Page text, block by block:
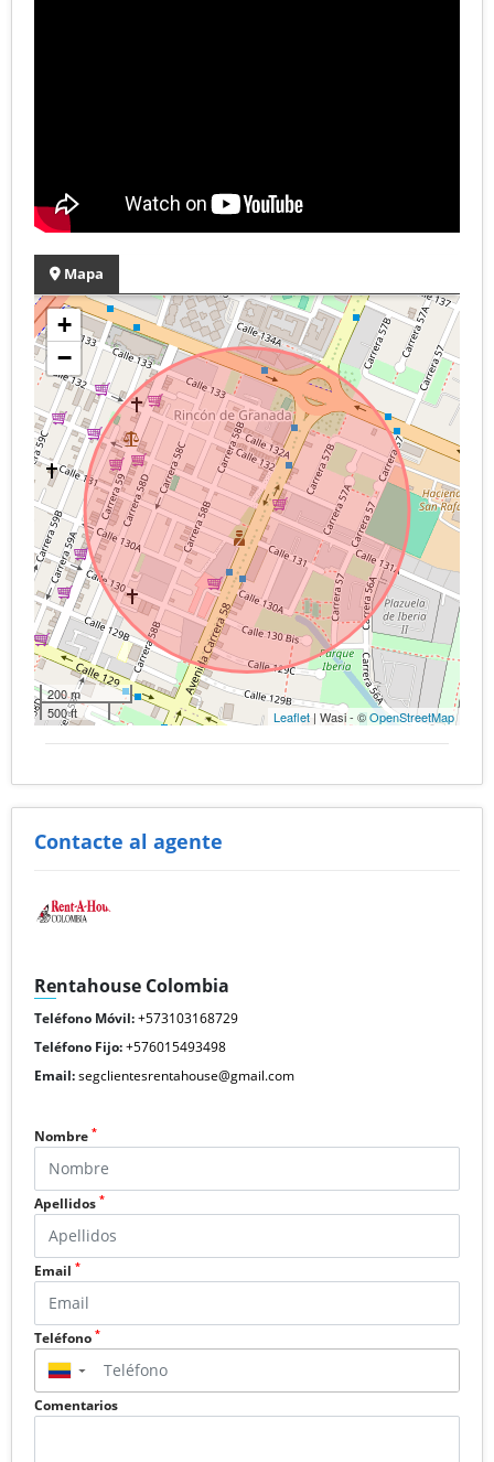
Mapa
+
−
200 m
500 ft
Leaflet | Wasi - ©OpenStreetMap
Contacte al agente
Rentahouse Colombia
Teléfono Móvil:+573103168729
Teléfono Fijo:+576015493498
Email:segclientesrentahouse@gmail.com
Nombre *
Apellidos *
Email *
Teléfono *
▼
Comentarios